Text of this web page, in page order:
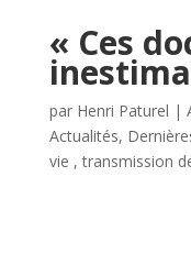
« Ces
par Henri Paturel |
Actualités,
vie , transmission